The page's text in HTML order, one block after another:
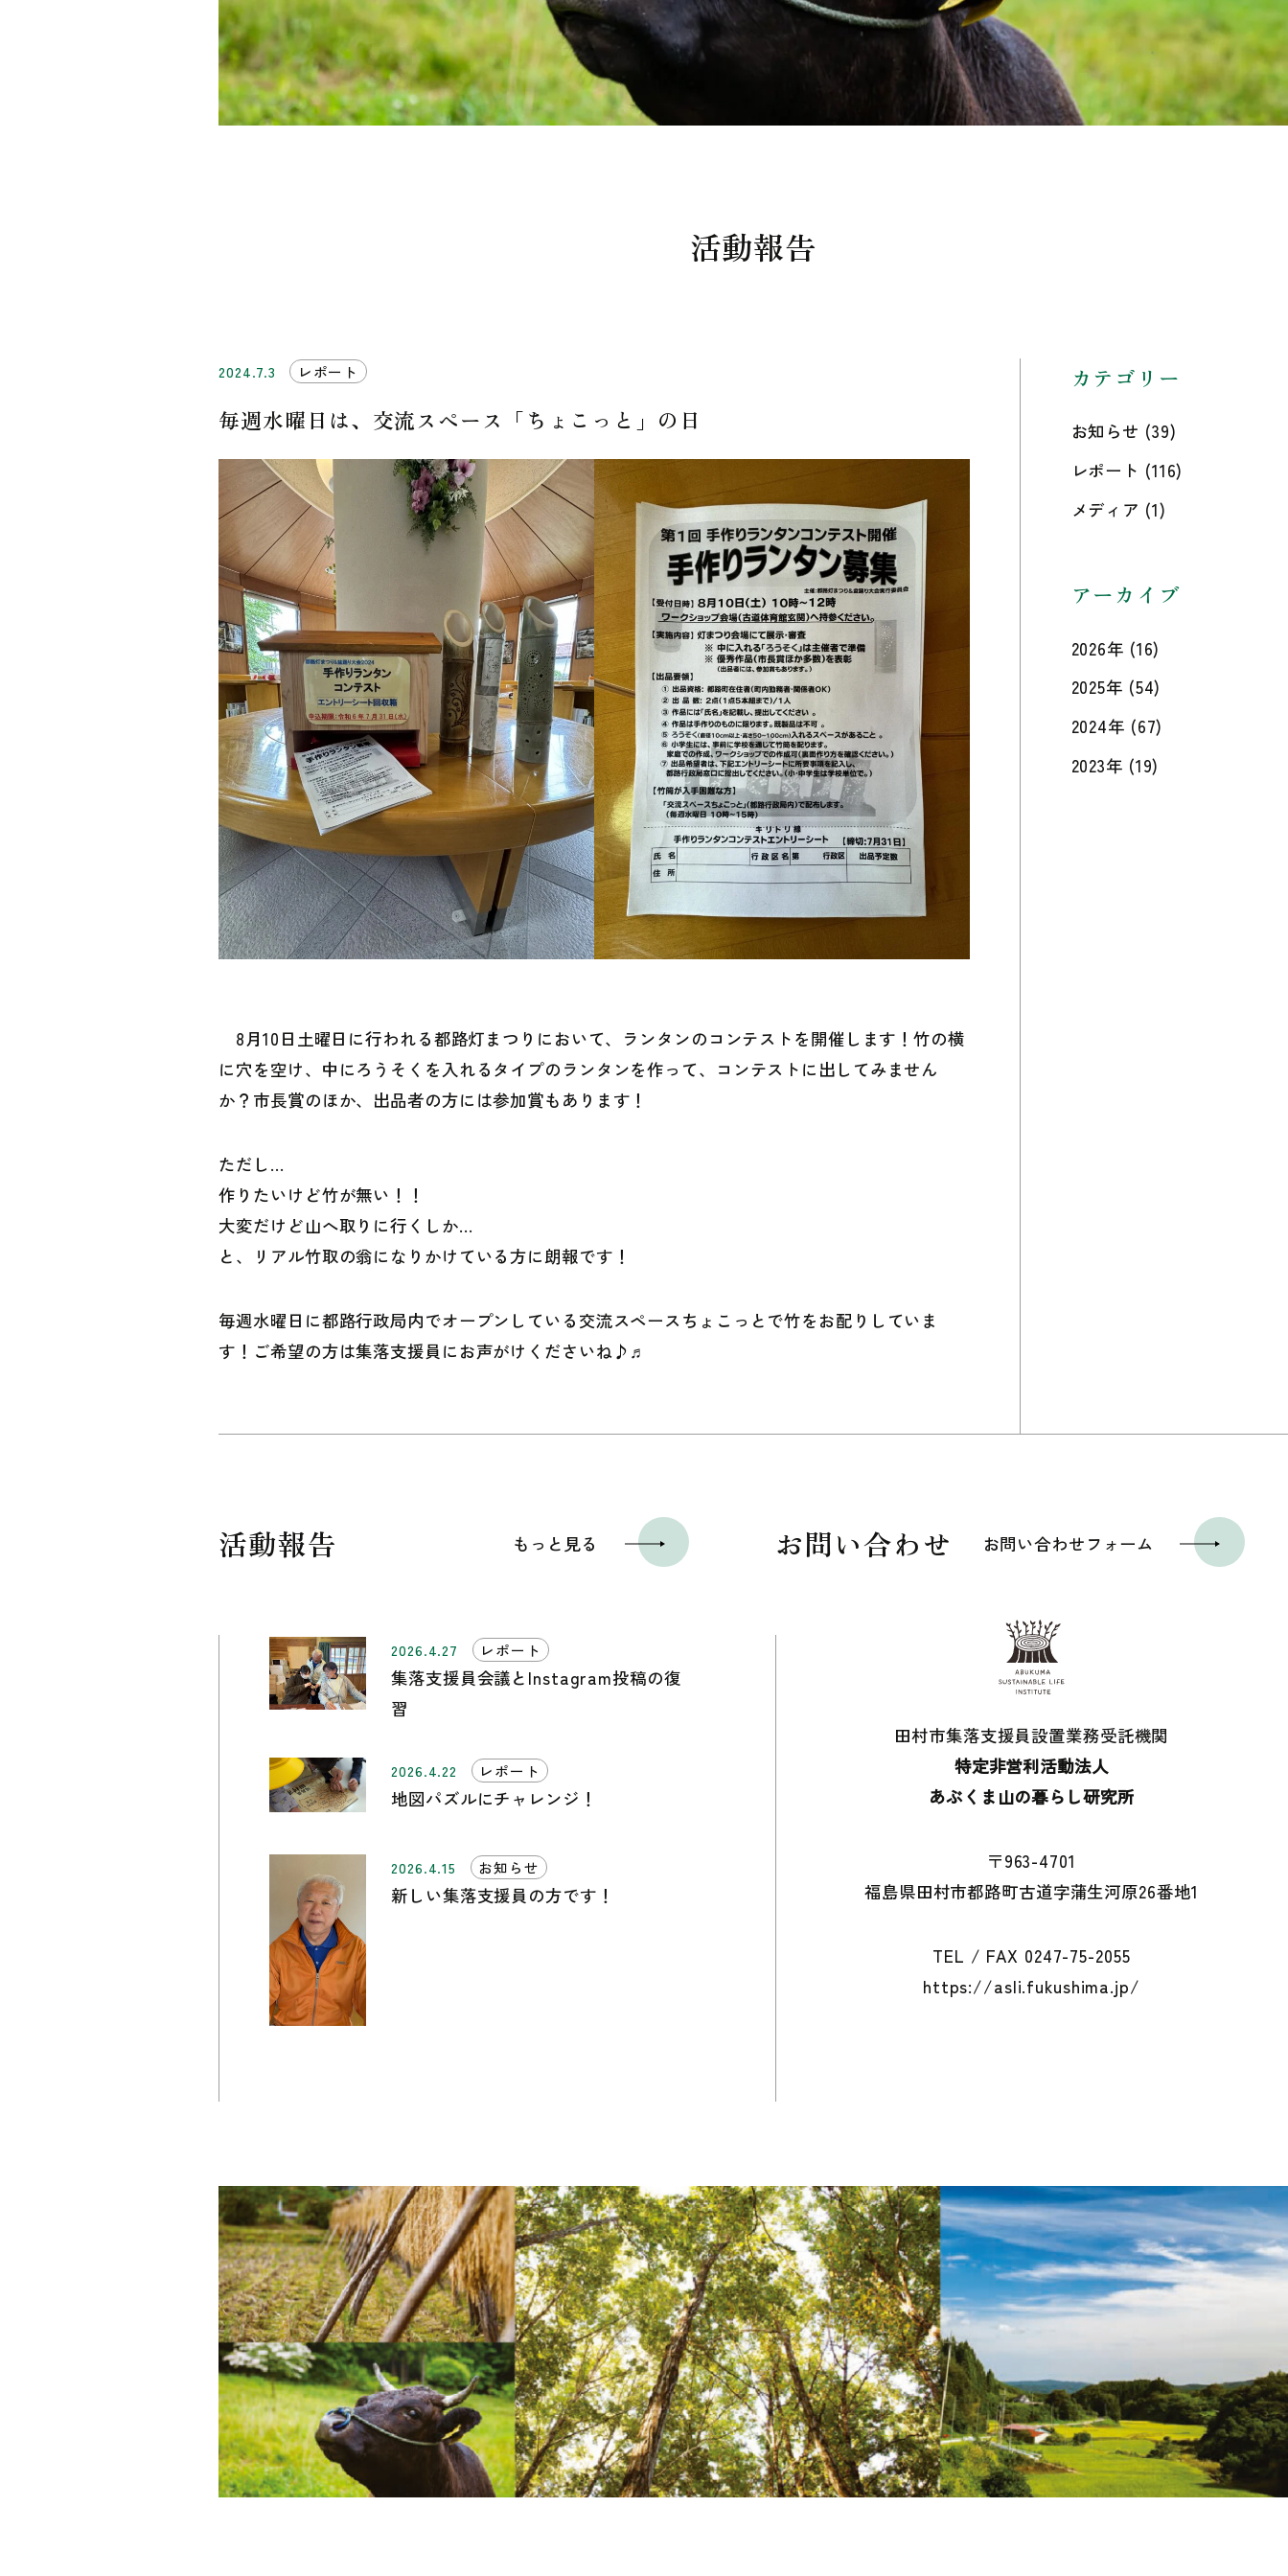
活動報告
2024.7.3 レポート
毎週水曜日は、交流スペース「ちょこっと」の日
8月10日土曜日に行われる都路灯まつりにおいて、ランタンのコンテストを開催します！竹の横
に穴を空け、中にろうそくを入れるタイプのランタンを作って、コンテストに出してみません
か？市長賞のほか、出品者の方には参加賞もあります！
ただし…
作りたいけど竹が無い！！
大変だけど山へ取りに行くしか…
と、リアル竹取の翁になりかけている方に朗報です！
毎週水曜日に都路行政局内でオープンしている交流スペースちょこっとで竹をお配りしていま
す！ご希望の方は集落支援員にお声がけくださいね♪♬
カテゴリー
お知らせ (39)
レポート (116)
メディア (1)
アーカイブ
2026年 (16)
2025年 (54)
2024年 (67)
2023年 (19)
活動報告 もっと見る
2026.4.27 レポート
集落支援員会議とInstagram投稿の復
習
2026.4.22 レポート
地図パズルにチャレンジ！
2026.4.15 お知らせ
新しい集落支援員の方です！
お問い合わせ お問い合わせフォーム
田村市集落支援員設置業務受託機関
特定非営利活動法人
あぶくま山の暮らし研究所
〒963-4701
福島県田村市都路町古道字蒲生河原26番地1
TEL / FAX 0247-75-2055
https://asli.fukushima.jp/